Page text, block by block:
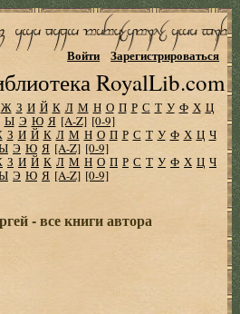
RoyalLib.com
Войти Зарегистрироваться
Ж З И Й К Л М Н О П Р С Т У Ф Х Ц
Ы Э Ю Я [A-Z] [0-9]
З И Й К Л М Н О П Р С Т У Ф Х Ц Ч
Э Ю Я [A-Z] [0-9]
З И Й К Л М Н О П Р С Т У Ф Х Ц Ч
Э Ю Я [A-Z] [0-9]
- все книги автора